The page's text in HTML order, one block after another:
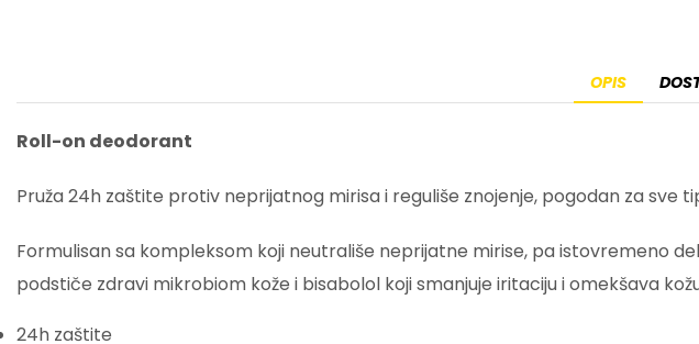
OPIS
Roll-on deodorant
Pruža 24h zaštite protiv neprijatnog mirisa i reguliše znojenje, pogodan za sve
Formulisan sa kompleksom koji neutrališe neprijatne mirise, pa istovremeno
podstiče zdravi mikrobiom kože i bisabolol koji smanjuje iritaciju i omekšava
24h zaštite